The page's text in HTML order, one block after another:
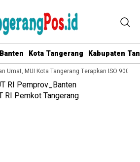
Banten Kota Tangerang Kabupaten
MUI Kota Tangerang Terapkan ISO